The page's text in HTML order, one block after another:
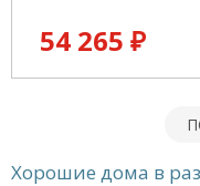
54 265 ₽
Хорошие дома в